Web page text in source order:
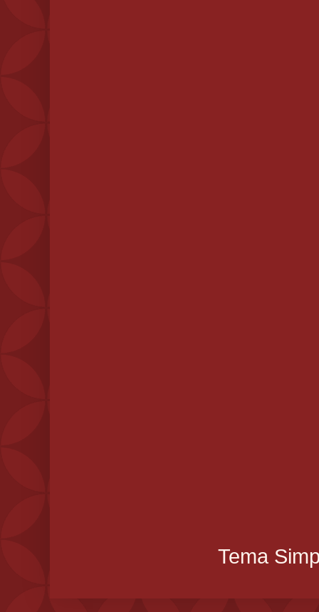
Tema